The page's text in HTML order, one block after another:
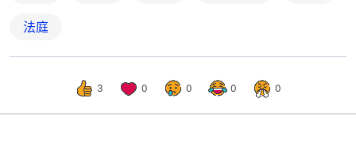
法庭
3 0 0 0 0